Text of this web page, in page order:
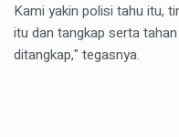
Kami yakin polisi tahu itu,
itu dan tangkap serta
ditangkap," tegasnya.